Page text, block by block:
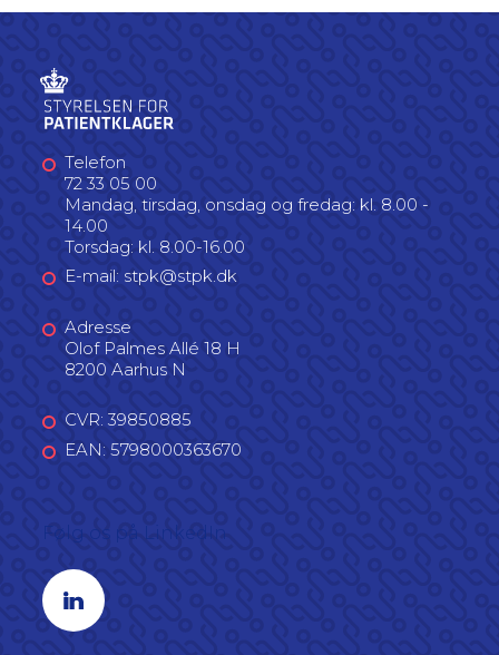
Telefon
72 33 05 00
Mandag, tirsdag, onsdag og fredag: kl. 8.00 -
14.00
Torsdag: kl. 8.00-16.00
E-mail: stpk@stpk.dk
Adresse
Olof Palmes Allé 18 H
8200 Aarhus N
CVR: 39850885
EAN: 5798000363670
Linkedin profil